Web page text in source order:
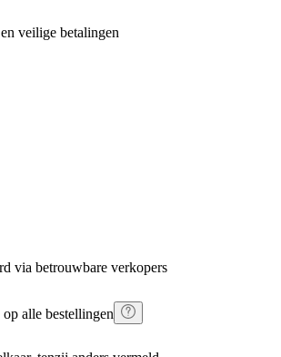
veilige betalingen
via betrouwbare verkopers
alle bestellingen